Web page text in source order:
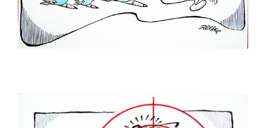
Kemal Urgenç
Kubilay Bayar
Kurtuluş Ayyıldız
Lütfü Çakın